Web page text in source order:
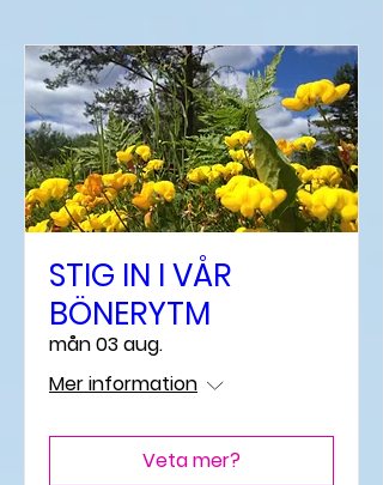
STIG IN I VÅR
BÖNERYTM
mån 03 aug.
Mer information
Veta mer?